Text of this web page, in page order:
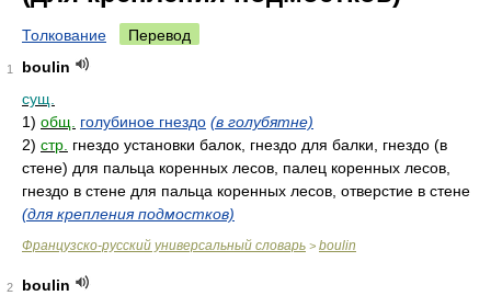
Толкование Перевод
1
boulin
сущ.
1) общ. голубиное гнездо (в голубятне)
2) стр. гнездо установки балок, гнездо для балки, гнездо (в
стене) для пальца коренных лесов, палец коренных лесов,
гнездо в стене для пальца коренных лесов, отверстие в стене
(для крепления подмостков)
Французско-русский универсальный словарь > boulin
2
boulin